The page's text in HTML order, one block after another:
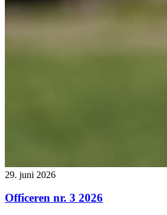
29. juni 2026
Officeren nr. 3 2026